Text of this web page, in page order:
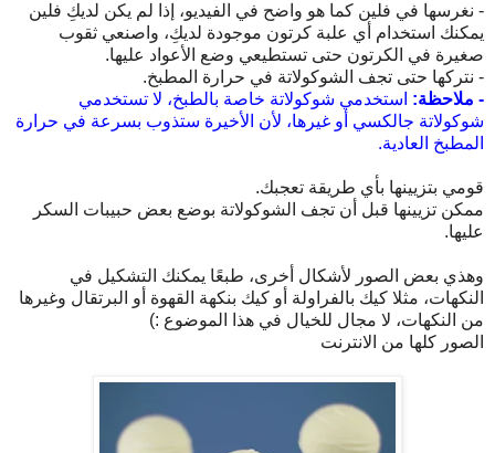
- نغرسها في فلين كما هو واضح في الفيديو، إذا لم يكن لديكِ فلين
يمكنك استخدام أي علبة كرتون موجودة لديكِ، واصنعي ثقوب
صغيرة في الكرتون حتى تستطيعي وضع الأعواد عليها.
- نتركها حتى تجف الشوكولاتة في حرارة المطبخ.
- ملاحظة: استخدمي شوكولاتة خاصة بالطبخ، لا تستخدمي
شوكولاتة جالكسي أو غيرها، لأن الأخيرة ستذوب بسرعة في حرارة
المطبخ العادية.
قومي بتزيينها بأي طريقة تعجبك.
ممكن تزيينها قبل أن تجف الشوكولاتة بوضع بعض حبيبات السكر
عليها.
وهذي بعض الصور لأشكال أخرى، طبعًا يمكنك التشكيل في
النكهات، مثلا كيك بالفراولة أو كيك بنكهة القهوة أو البرتقال وغيرها
من النكهات، لا مجال للخيال في هذا الموضوع :)
الصور كلها من الانترنت